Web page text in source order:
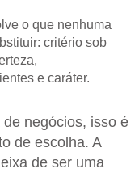
o que nenhuma
critério sob
e caráter.
negócios, isso é
de escolha. A
de ser uma